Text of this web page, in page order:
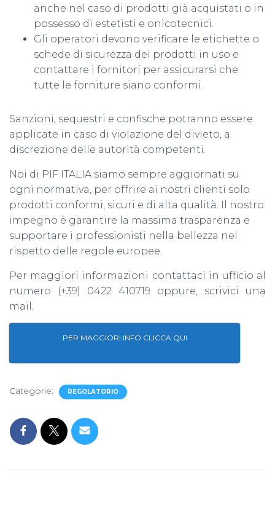
anche nel caso di prodotti già acquistati o in
possesso di estetisti e onicotecnici.
Gli operatori devono verificare le etichette o
schede di sicurezza dei prodotti in uso e
contattare i fornitori per assicurarsi che
tutte le forniture siano conformi.
Sanzioni, sequestri e confische potranno essere
applicate in caso di violazione del divieto, a
discrezione delle autorità competenti.
Noi di PIF ITALIA siamo sempre aggiornati su
ogni normativa, per offrire ai nostri clienti solo
prodotti conformi, sicuri e di alta qualità. Il nostro
impegno è garantire la massima trasparenza e
supportare i professionisti nella bellezza nel
rispetto delle regole europee.
Per maggiori informazioni contattaci in ufficio al
numero (+39) 0422 410719 oppure, scrivici una
mail.
PER MAGGIORI INFO CLICCA QUI
Categorie: REGOLATORIO